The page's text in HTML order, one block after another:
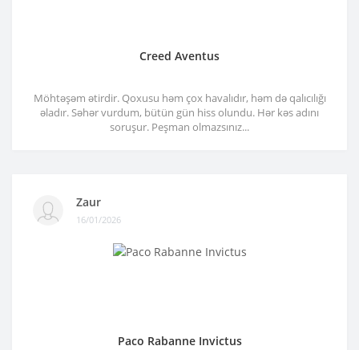
Creed Aventus
Möhtəşəm ətirdir. Qoxusu həm çox havalıdır, həm də qalıcılığı
əladır. Səhər vurdum, bütün gün hiss olundu. Hər kəs adını
soruşur. Peşman olmazsınız...
Zaur
16/01/2026
Paco Rabanne Invictus